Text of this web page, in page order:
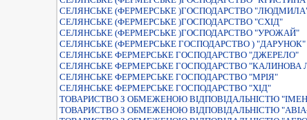
СЕЛЯНСЬКЕ (ФЕРМЕРСЬКЕ )ГОСПОДАРСТВО
СЕЛЯНСЬКЕ (ФЕРМЕРСЬКЕ )ГОСПОДАРСТВО "СХIД"
СЕЛЯНСЬКЕ (ФЕРМЕРСЬКЕ )ГОСПОДАРСТВО "УРОЖАЙ"
СЕЛЯНСЬКЕ (ФЕРМЕРСЬКЕ ГОСПОДАРСТВО ) "ДАРУНОК"
СЕЛЯНСЬКЕ ФЕРМЕРСЬКЕ ГОСПОДАРСТВО "ДЖЕРЕЛО"
СЕЛЯНСЬКЕ ФЕРМЕРСЬКЕ ГОСПОДАРСТВО "КАЛИНОВА
СЕЛЯНСЬКЕ ФЕРМЕРСЬКЕ ГОСПОДАРСТВО "МРIЯ"
СЕЛЯНСЬКЕ ФЕРМЕРСЬКЕ ГОСПОДАРСТВО "ХIД"
ТОВАРИСТВО З ОБМЕЖЕНОЮ ВIДПОВIДАЛЬНIСТЮ
ТОВАРИСТВО З ОБМЕЖЕНОЮ ВIДПОВIДАЛЬНIСТЮ